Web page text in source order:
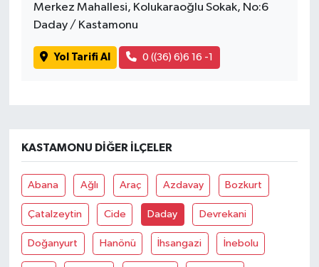
Merkez Mahallesi, Kolukaraoğlu Sokak, No:6
Daday / Kastamonu
Yol Tarifi Al 0 ((36) 6)6 16 -1
KASTAMONU DIĞER İLÇELER
Abana Ağlı Araç Azdavay Bozkurt
Çatalzeytin Cide Daday Devrekani
Doğanyurt Hanönü İhsangazi İnebolu